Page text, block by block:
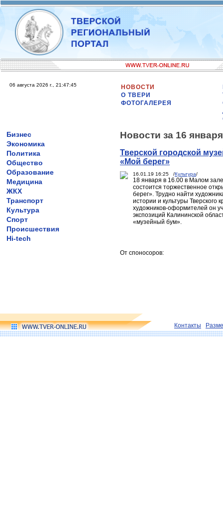
06 августа 2026 г., 21:47:45
НОВОСТИ
О ТВЕРИ
ФОТОГАЛЕРЕЯ
Бизнес
Экономика
Политика
Общество
Образование
Медицина
ЖКХ
Транспорт
Культура
Спорт
Происшествия
Hi-tech
Новости за 16
Тверской городской
«Мой берег»
16.01.19 16:25 /Культура/
18 января в 16.00 в Малом
состоится торжественное
берег». Трудно найти
истории и культуры Тверского
художников-оформителей он
экспозиций Калининской
«музейный бум».
От споносоров:
Контакты